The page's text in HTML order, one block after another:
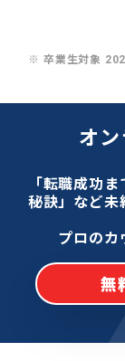
※ 卒業生対象
オ
「転職成功
秘訣」など未
プロのカ
無